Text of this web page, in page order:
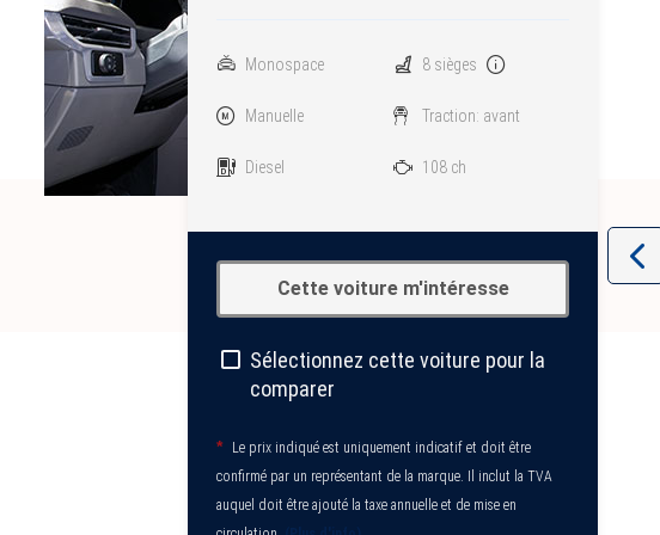
Monospace
Manuelle
Diesel
8 sièges
Traction: avant
108 ch
Cette voiture m'intéresse
Sélectionnez cette voiture pour la
comparer
*
Le prix indiqué est uniquement indicatif et doit être
confirmé par un représentant de la marque. Il inclut la TVA
auquel doit être ajouté la taxe annuelle et de mise en